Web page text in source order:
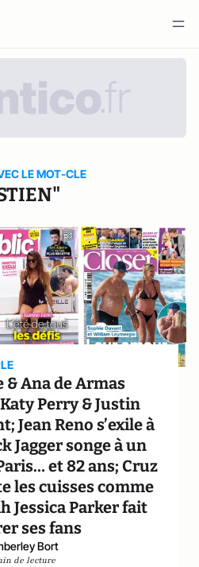
LE MOT-CLE
& Ana de Armas
Perry & Justin
Jean Reno s’exile à
Jagger songe à un
et 82 ans; Cruz
les cuisses comme
Jessica Parker fait
ses fans
Bort
de lecture